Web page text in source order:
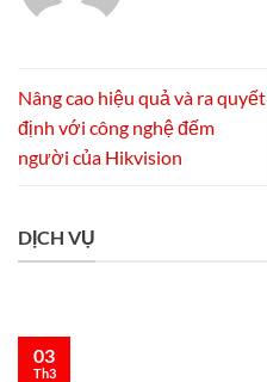
Nâng cao hiệu quả và ra quyết
định với công nghệ đếm
người của Hikvision
DỊCH VỤ
03
Th3